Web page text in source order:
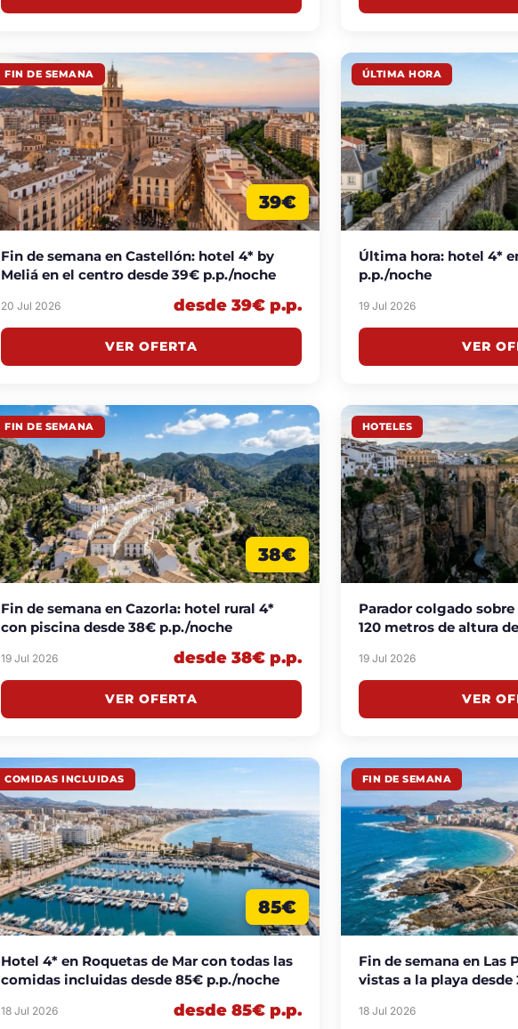
FIN DE SEMANA
39€
Fin de semana en Castellón: hotel 4* by
Meliá en el centro desde 39€ p.p./noche
20 Jul 2026 desde 39€ p.p.
VER OFERTA
ÚLTIMA HORA
Última hora: hotel 4*
p.p./noche
19 Jul 2026
VER
FIN DE SEMANA
38€
Fin de semana en Cazorla: hotel rural 4*
con piscina desde 38€ p.p./noche
19 Jul 2026 desde 38€ p.p.
VER OFERTA
HOTELES
Parador colgado
120 metros de altura
19 Jul 2026
VER
COMIDAS INCLUIDAS
85€
Hotel 4* en Roquetas de Mar con todas las
comidas incluidas desde 85€ p.p./noche
18 Jul 2026 desde 85€ p.p.
FIN DE SEMANA
Fin de semana en Las
vistas a la playa
18 Jul 2026